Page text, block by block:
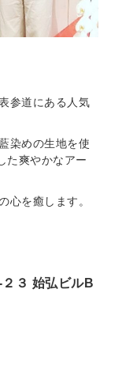
参道にある人気
染めの生地を使
た爽やかなアー
心を癒します。
３ 始弘ビルB